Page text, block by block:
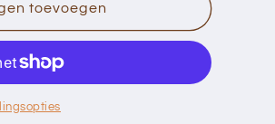
toevoegen